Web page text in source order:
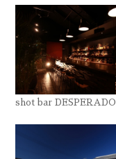
shot bar DESPERADO